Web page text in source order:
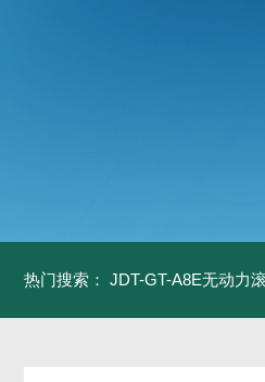
热门搜索： JDT-GT-A8E无动力